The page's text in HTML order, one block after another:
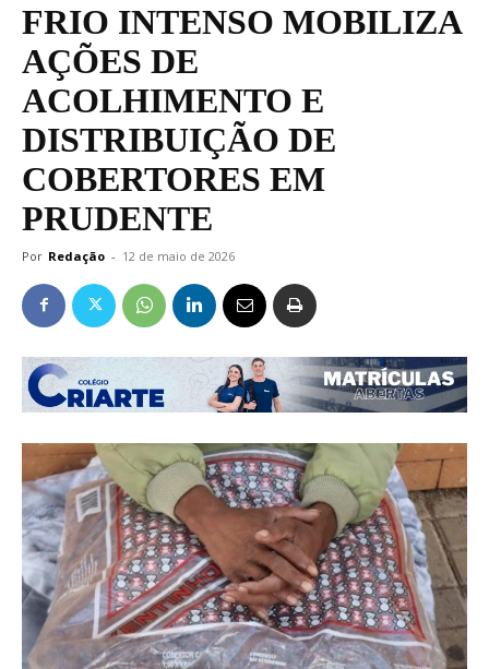
FRIO INTENSO MOBILIZA
AÇÕES DE
ACOLHIMENTO E
DISTRIBUIÇÃO DE
COBERTORES EM
PRUDENTE
Por Redação - 12 de maio de 2026